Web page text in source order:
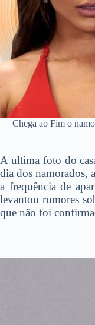
Chega ao Fim o
A ultima foto do
dia dos namorados,
a frequência de
levantou rumores
que não foi